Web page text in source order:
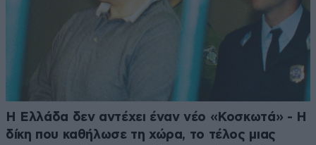
Η Ελλάδα δεν αντέχει έναν νέο «Κοσκωτά» - Η
δίκη που καθήλωσε τη χώρα, το τέλος μιας